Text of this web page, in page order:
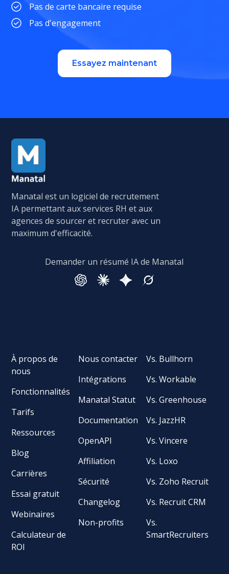
Pas de carte bancaire requise
Pas d'engagement
Essayez maintenant
Manatal est un logiciel de recrutement
IA permettant aux services RH et aux
agences de sourcer et recruter avec un
maximum d'efficacité.
Demander un résumé IA de Manatal
À propos de
nous
Fonctionnalités
Tarifs
Ressources
Blog
Carrières
Essai gratuit
Webinaires
Calculateur de
ROI
Nous contacter
Intégrations
Manatal Statut
Documentation
OpenAPI
Affiliation
Sécurité
Changelog
Non-profits
Vs. Bullhorn
Vs. Workable
Vs. Greenhouse
Vs. JazzHR
Vs. Vincere
Vs. Loxo
Vs. Zoho Recruit
Vs. Recruit CRM
Vs.
SmartRecruiters